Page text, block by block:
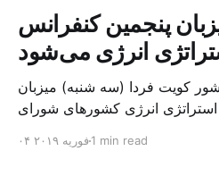
پنجمین کنفرانس
انرژی می‌شود
کویت فردا (سه شنبه) میزبان
استراتژی انرژی کشورهای شورای
نفت و گاز در این کنفرانس
۰۴ فوریه ۲۰۱۹1 min read